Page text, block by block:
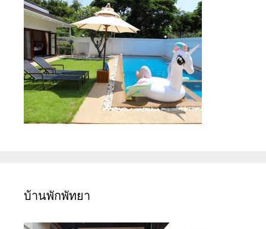
บ้านพักพัทยา